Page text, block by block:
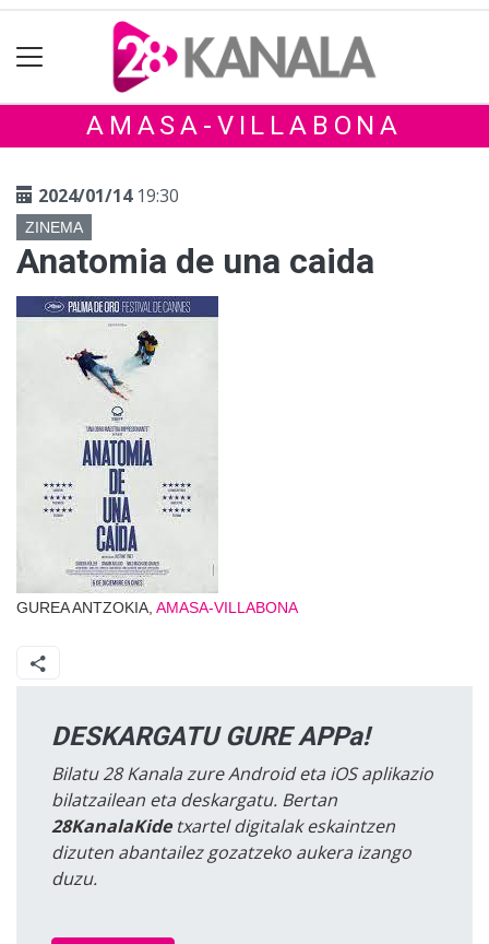
AMASA-VILLABONA
2024/01/1419:30
ZINEMA
Anatomia de una caida
GUREA ANTZOKIA, AMASA-VILLABONA
DESKARGATU GURE APPa!
Bilatu 28 Kanala zure Android eta iOS aplikazio
bilatzailean eta deskargatu. Bertan
28KanalaKidetxartel digitalak eskaintzen
dizuten abantailez gozatzeko aukera izango
duzu.